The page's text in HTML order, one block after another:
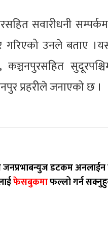
सवारीधनी
गरिएको उनले बताए
प्रहरीले जनाएको छ ।
जनप्रभाबन्युज डटकम अनलाईन
फेसबुकमाफल्लो गर्न